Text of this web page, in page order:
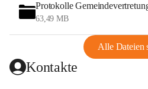
Protokolle
63,49 MB
Alle Dateien
Kontakte